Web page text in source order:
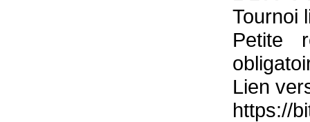
Tournoi
Petite
Lien
https://